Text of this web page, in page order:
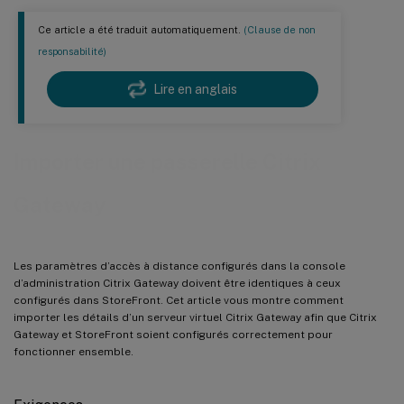
Ce article a été traduit automatiquement. (Clause de non
responsabilité)
Lire en anglais
Les paramètres d’accès à distance configurés dans la console
d’administration Citrix Gateway doivent être identiques à ceux
configurés dans StoreFront. Cet article vous montre comment
importer les détails d’un serveur virtuel Citrix Gateway afin que Citrix
Gateway et StoreFront soient configurés correctement pour
fonctionner ensemble.